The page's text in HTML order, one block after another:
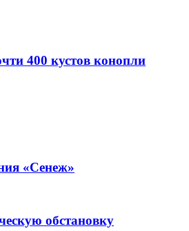
400 кустов конопли
«Сенеж»
обстановку